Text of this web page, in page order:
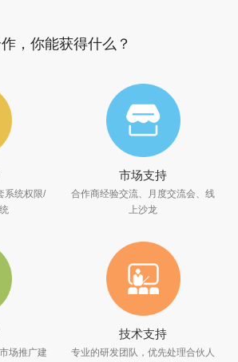
，你能获得什么？
系统权限/
市场支持
合作商经验交流、月度交流会、线
上沙龙
场推广建
技术支持
专业的研发团队，优先处理合伙人